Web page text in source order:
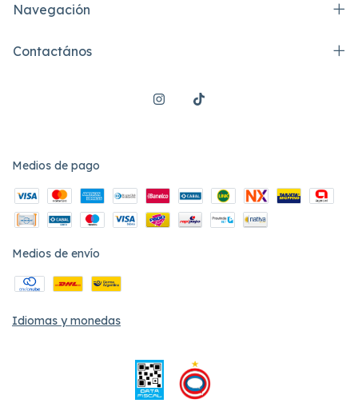
Navegación
Contactános
Medios de pago
Medios de envío
Idiomas y monedas